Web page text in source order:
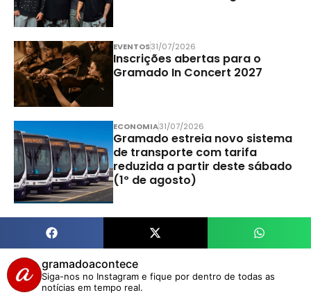
EVENTOS31/07/2026
Inscrições abertas para o
Gramado In Concert 2027
ECONOMIA31/07/2026
Gramado estreia novo sistema
de transporte com tarifa
reduzida a partir deste sábado
(1º de agosto)
gramadoacontece
Siga-nos no Instagram e fique por dentro de todas as
notícias em tempo real.